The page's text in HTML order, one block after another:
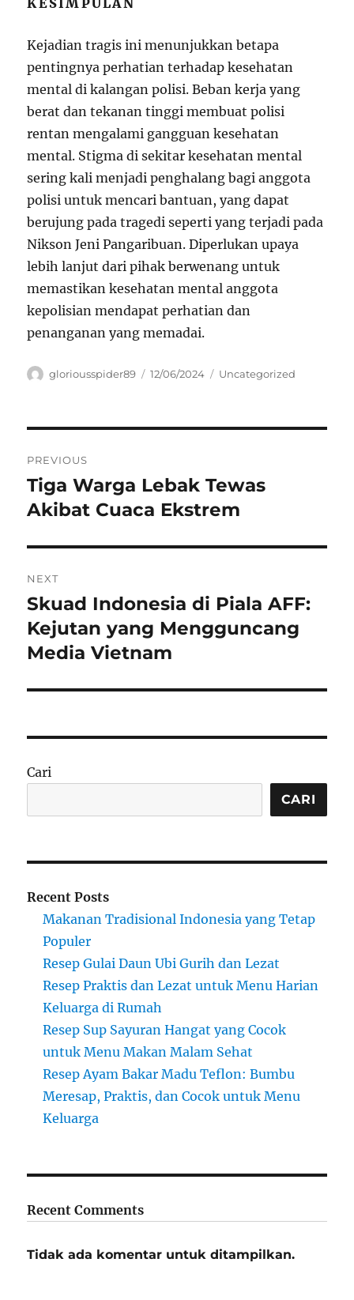
Kejadian tragis ini menunjukkan betapa
pentingnya perhatian terhadap kesehatan
mental di kalangan polisi. Beban kerja yang
berat dan tekanan tinggi membuat polisi
rentan mengalami gangguan kesehatan
mental. Stigma di sekitar kesehatan mental
sering kali menjadi penghalang bagi anggota
polisi untuk mencari bantuan, yang dapat
berujung pada tragedi seperti yang terjadi pada
Nikson Jeni Pangaribuan. Diperlukan upaya
lebih lanjut dari pihak berwenang untuk
memastikan kesehatan mental anggota
kepolisian mendapat perhatian dan
penanganan yang memadai.
Author
gloriousspider89
Posted
12/06/2024 Categories
Uncategorized
pos
PREVIOUS
Previous
post:
Tiga Warga Lebak Tewas
Akibat Cuaca Ekstrem
NEXT
Next
post:
Skuad Indonesia di Piala AFF:
Kejutan yang Mengguncang
Media Vietnam
Cari
CARI
Recent Posts
Makanan Tradisional Indonesia yang Tetap
Populer
Resep Gulai Daun Ubi Gurih dan Lezat
Resep Praktis dan Lezat untuk Menu Harian
Keluarga di Rumah
Resep Sup Sayuran Hangat yang Cocok
untuk Menu Makan Malam Sehat
Resep Ayam Bakar Madu Teflon: Bumbu
Meresap, Praktis, dan Cocok untuk Menu
Keluarga
Recent Comments
Tidak ada komentar untuk ditampilkan.